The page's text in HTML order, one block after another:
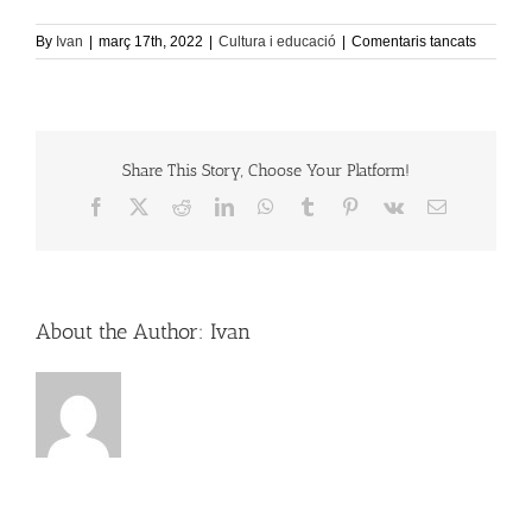
By Ivan | març 17th, 2022 | Cultura i educació | Comentaris tancatsa
Escola
Share This Story, Choose Your Platform!
Facebook RedditLinkedInWhatsApp
Tumblr Pinterest
Vk Email:
About the Author: Ivan